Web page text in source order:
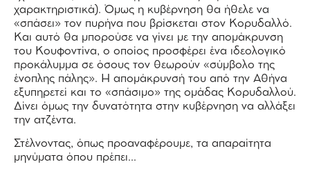
χαρακτηριστικά). Όμως η κυβέρνηση θα ήθελε να
«σπάσει» τον πυρήνα που βρίσκεται στον Κορυδαλλό.
Και αυτό θα μπορούσε να γίνει με την απομάκρυνση
του Κουφοντίνα, ο οποίος προσφέρει ένα ιδεολογικό
προκάλυμμα σε όσους τον θεωρούν «σύμβολο της
ένοπλης πάλης». Η απομάκρυνσή του από την Αθήνα
εξυπηρετεί και το «σπάσιμο» της ομάδας Κορυδαλλού.
Δίνει όμως την δυνατότητα στην κυβέρνηση να αλλάξει
την ατζέντα.
Στέλνοντας, όπως προαναφέρουμε, τα απαραίτητα
μηνύματα όπου πρέπει…